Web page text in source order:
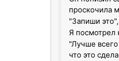
проскочила
"Запиши
Я посмотрел
"Лучше
что это